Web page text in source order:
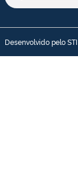
Desenvolvido pelo